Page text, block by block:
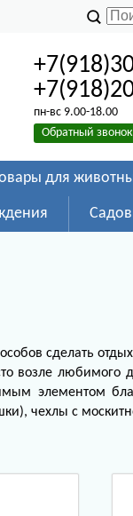
пн-вс 9.00-18.00
Обратный звонок
для
сделать
возле
элементом
чехлы с